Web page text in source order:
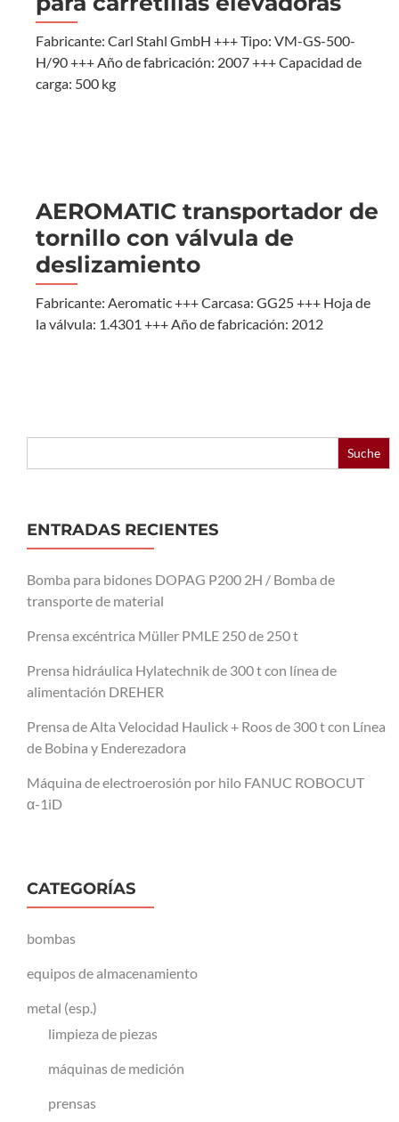
Fabricante: Carl Stahl GmbH +++ Tipo: VM-GS-500-
H/90 +++ Año de fabricación: 2007 +++ Capacidad de
carga: 500 kg
AEROMATIC transportador de
tornillo con válvula de
deslizamiento
Fabricante: Aeromatic +++ Carcasa: GG25 +++ Hoja de
la válvula: 1.4301 +++ Año de fabricación: 2012
Buscar:
ENTRADAS RECIENTES
Bomba para bidones DOPAG P200 2H / Bomba de
transporte de material
Prensa excéntrica Müller PMLE 250 de 250 t
Prensa hidráulica Hylatechnik de 300 t con línea de
alimentación DREHER
Prensa de Alta Velocidad Haulick + Roos de 300 t con Línea
de Bobina y Enderezadora
Máquina de electroerosión por hilo FANUC ROBOCUT
α-1iD
CATEGORÍAS
bombas
equipos de almacenamiento
metal (esp.)
limpieza de piezas
máquinas de medición
prensas